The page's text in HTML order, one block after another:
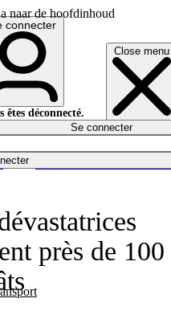
naar de hoofdinhoud
Close menu
connecter
êtes déconnecté.
Se connecter
près de 100